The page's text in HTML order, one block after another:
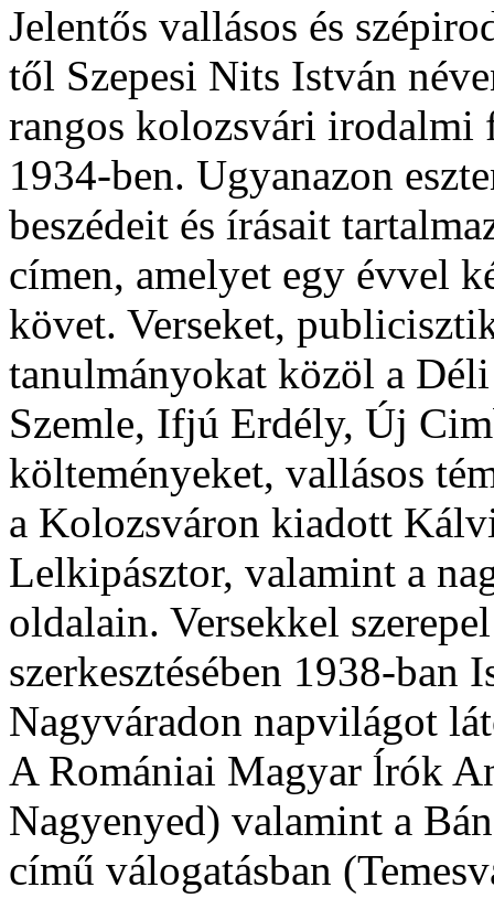
Jelentős vallásos és
től Szepesi Nits István
rangos kolozsvári
1934-ben. Ugyanazon
beszédeit és írásait
címen, amelyet egy évvel
követ. Verseket,
tanulmányokat közöl a
Szemle, Ifjú Erdély, Új
költeményeket, vallásos
a Kolozsváron kiadott
Lelkipásztor, valamint a
oldalain. Versekkel
szerkesztésében 1938-ban
Nagyváradon napvilágot
A Romániai Magyar ĺrók
Nagyenyed) valamint a
című válogatásban